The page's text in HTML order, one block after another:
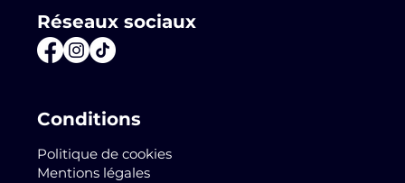
Réseaux sociaux
Conditions
Politique de cookies
Mentions légales